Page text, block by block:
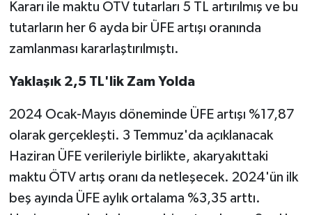
Kararı ile maktu ÖTV tutarları 5 TL artırılmış ve bu
tutarların her 6 ayda bir ÜFE artışı oranında
zamlanması kararlaştırılmıştı.
Yaklaşık 2,5 TL'lik Zam Yolda
2024 Ocak-Mayıs döneminde ÜFE artışı %17,87
olarak gerçekleşti. 3 Temmuz'da açıklanacak
Haziran ÜFE verileriyle birlikte, akaryakıttaki
maktu ÖTV artış oranı da netleşecek. 2024'ün ilk
beş ayında ÜFE aylık ortalama %3,35 arttı.